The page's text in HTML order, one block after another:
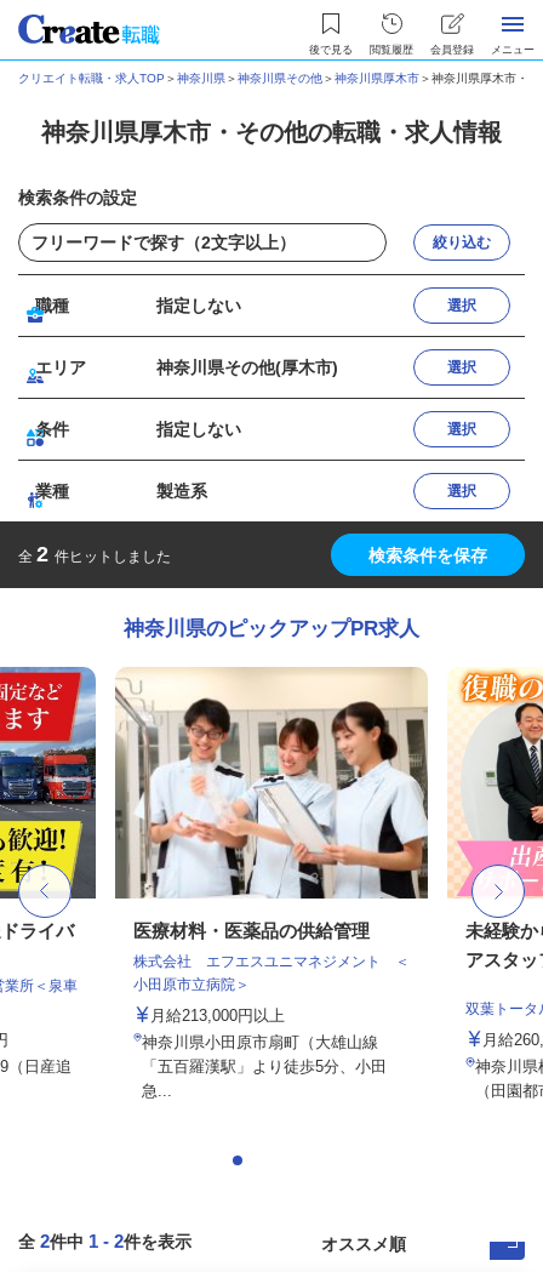
後で見る 閲覧履歴 会員登録 メニュー
クリエイト転職・求人TOP ＞神奈川県＞神奈川県その他＞神奈川県厚木市＞神奈川県厚木市・
神奈川県厚木市・その他の転職・求人情報
検索条件の設定
絞り込む
職種 指定しない 選択
エリア 神奈川県その他(厚木市) 選択
条件 指定しない 選択
業種 製造系 選択
全 2 件ヒットしました 検索条件を保存
神奈川県のピックアップPR求人
ライバ
所＜泉車
（日産追
医療材料・医薬品の供給管理
株式会社 エフエスユニマネジメント ＜
小田原市立病院＞
月給213,000円以上
神奈川県小田原市扇町（大雄山線
「五百羅漢駅」より徒歩5分、小田
急...
未経験か
アスタッ
双葉トータ
月給
神奈川県
（田園
全 2件中 1 - 2件を表示